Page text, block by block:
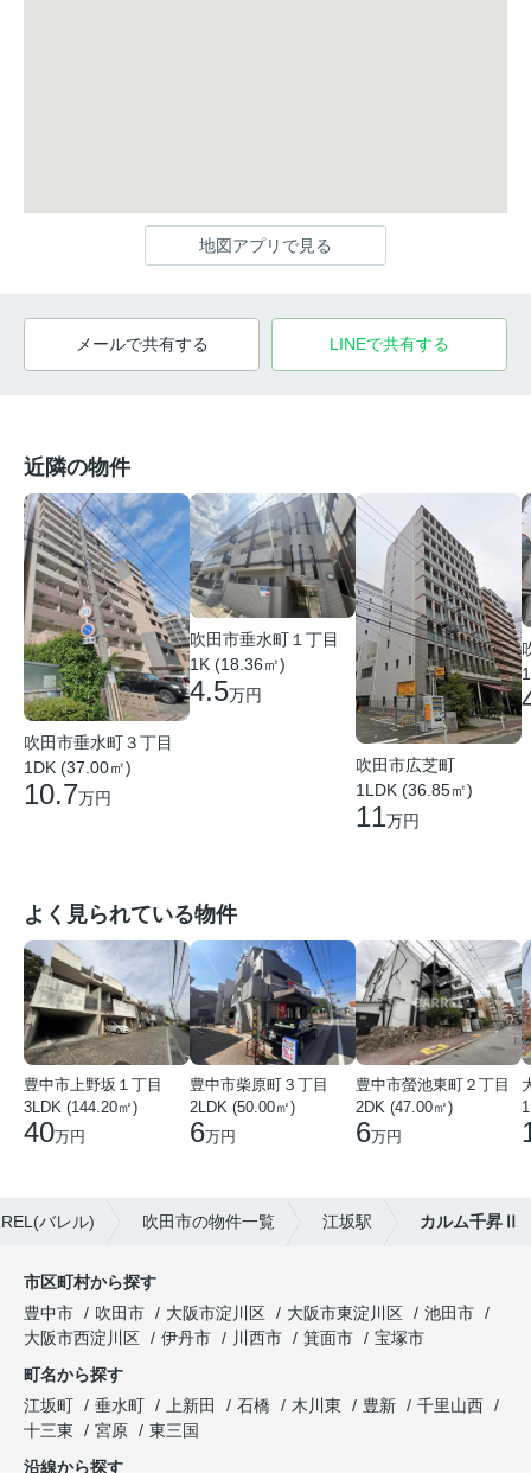
地図アプリで見る
メールで共有する LINEで共有する
近隣の物件
吹田市垂水町３丁目
1DK (37.00㎡)
10.7万円
吹田市垂水町１丁目
1K (18.36㎡)
4.5万円
吹田市広芝町
1LDK (36.85㎡)
11万円
よく見られている物件
豊中市上野坂１丁目
3LDK (144.20㎡)
40万円
豊中市柴原町３丁目
2LDK (50.00㎡)
6万円
豊中市螢池東町２丁目
2DK (47.00㎡)
6万円
バレル) 吹田市の物件一覧 江坂駅 カルム千昇Ⅱ
市区町村から探す
豊中市
吹田市 大阪市淀川区 大阪市東淀川区
池田市
大阪市西淀川区
伊丹市 川西市 箕面市
宝塚市
町名から探す
江坂町
垂水町 上新田 石橋 木川東 豊新
千里山西
十三東
宮原
東三国
沿線から探す